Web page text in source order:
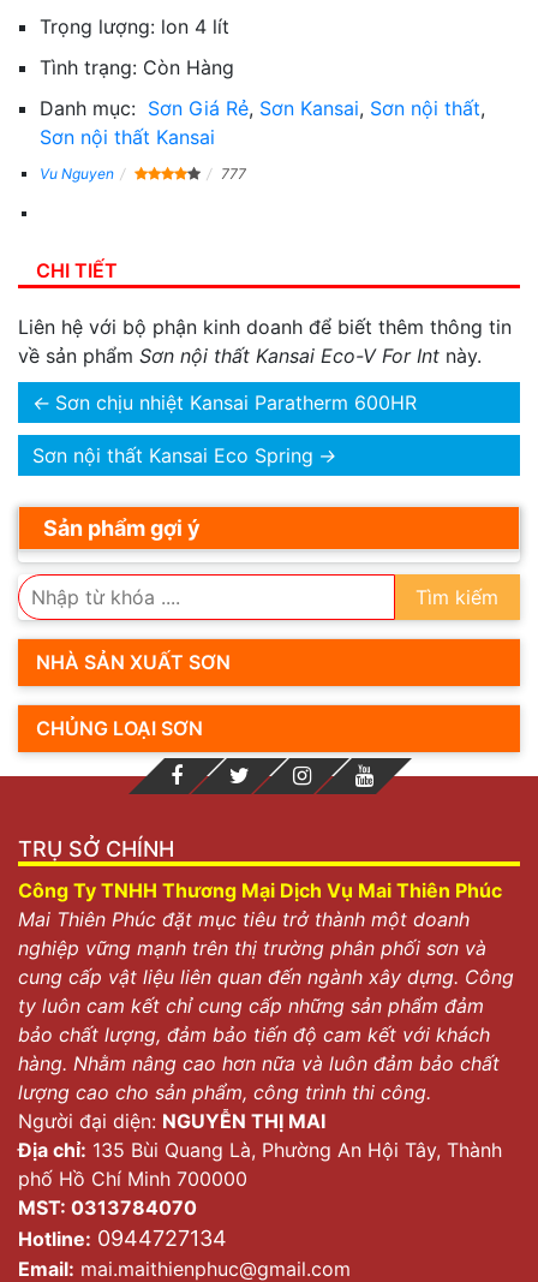
Trọng lượng: lon 4 lít
Tình trạng: Còn Hàng
Danh mục: Sơn Giá Rẻ, Sơn Kansai, Sơn nội thất,
Sơn nội thất Kansai
Vu Nguyen 777
CHI TIẾT
Liên hệ với bộ phận kinh doanh để biết thêm thông tin
về sản phẩm Sơn nội thất Kansai Eco-V For Int này.
← Sơn chịu nhiệt Kansai Paratherm 600HR
Sơn nội thất Kansai Eco Spring →
Sản phẩm gợi ý
Tìm kiếm
NHÀ SẢN XUẤT SƠN
CHỦNG LOẠI SƠN
TRỤ SỞ CHÍNH
Công Ty TNHH Thương Mại Dịch Vụ Mai Thiên Phúc
Mai Thiên Phúc đặt mục tiêu trở thành một doanh
nghiệp vững mạnh trên thị trường phân phối sơn và
cung cấp vật liệu liên quan đến ngành xây dựng. Công
ty luôn cam kết chỉ cung cấp những sản phẩm đảm
bảo chất lượng, đảm bảo tiến độ cam kết với khách
hàng. Nhằm nâng cao hơn nữa và luôn đảm bảo chất
lượng cao cho sản phẩm, công trình thi công.
Người đại diện: NGUYỄN THỊ MAI
Địa chỉ: 135 Bùi Quang Là, Phường An Hội Tây, Thành
phố Hồ Chí Minh 700000
MST: 0313784070
Hotline: 0944727134
Email: mai.maithienphuc@gmail.com